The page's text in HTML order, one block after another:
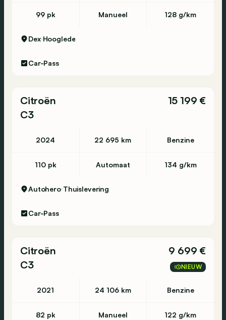
99 pk Manueel 128 g/km
Dex Hooglede
Car-Pass
Citroën
C3
15 199 €
2024 22 695 km Benzine
110 pk Automaat 134 g/km
Autohero Thuislevering
Car-Pass
Citroën
C3
9 699 €
NIEUW
2021 24 106 km Benzine
82 pk Manueel 122 g/km